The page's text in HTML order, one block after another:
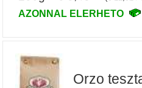
AZONNAL ELERHETO
Orzo